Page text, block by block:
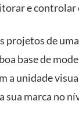
e controlar
de
base de
a unidade
sua marca no